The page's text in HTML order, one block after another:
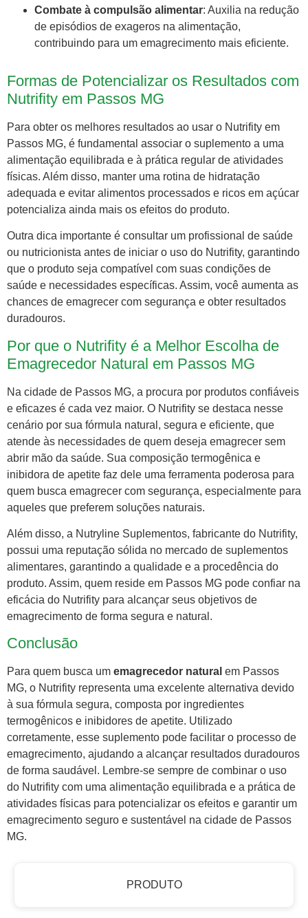
Combate à compulsão alimentar: Auxilia na redução
de episódios de exageros na alimentação,
contribuindo para um emagrecimento mais eficiente.
Formas de Potencializar os Resultados com
Nutrifity em Passos MG
Para obter os melhores resultados ao usar o Nutrifity em
Passos MG, é fundamental associar o suplemento a uma
alimentação equilibrada e à prática regular de atividades
físicas. Além disso, manter uma rotina de hidratação
adequada e evitar alimentos processados e ricos em açúcar
potencializa ainda mais os efeitos do produto.
Outra dica importante é consultar um profissional de saúde
ou nutricionista antes de iniciar o uso do Nutrifity, garantindo
que o produto seja compatível com suas condições de
saúde e necessidades específicas. Assim, você aumenta as
chances de emagrecer com segurança e obter resultados
duradouros.
Por que o Nutrifity é a Melhor Escolha de
Emagrecedor Natural em Passos MG
Na cidade de Passos MG, a procura por produtos confiáveis
e eficazes é cada vez maior. O Nutrifity se destaca nesse
cenário por sua fórmula natural, segura e eficiente, que
atende às necessidades de quem deseja emagrecer sem
abrir mão da saúde. Sua composição termogênica e
inibidora de apetite faz dele uma ferramenta poderosa para
quem busca emagrecer com segurança, especialmente para
aqueles que preferem soluções naturais.
Além disso, a Nutryline Suplementos, fabricante do Nutrifity,
possui uma reputação sólida no mercado de suplementos
alimentares, garantindo a qualidade e a procedência do
produto. Assim, quem reside em Passos MG pode confiar na
eficácia do Nutrifity para alcançar seus objetivos de
emagrecimento de forma segura e natural.
Conclusão
Para quem busca um emagrecedor natural em Passos
MG, o Nutrifity representa uma excelente alternativa devido
à sua fórmula segura, composta por ingredientes
termogênicos e inibidores de apetite. Utilizado
corretamente, esse suplemento pode facilitar o processo de
emagrecimento, ajudando a alcançar resultados duradouros
de forma saudável. Lembre-se sempre de combinar o uso
do Nutrifity com uma alimentação equilibrada e a prática de
atividades físicas para potencializar os efeitos e garantir um
emagrecimento seguro e sustentável na cidade de Passos
MG.
PRODUTO